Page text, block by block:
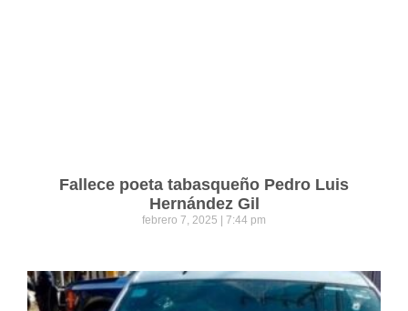
Fallece poeta tabasqueño Pedro Luis
Hernández Gil
febrero 7, 2025 7:44 pm